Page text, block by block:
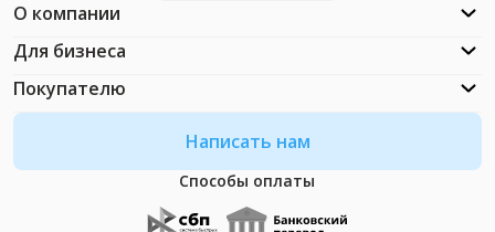
Написать нам
Способы оплаты
О компании
Для бизнеса
Покупателю